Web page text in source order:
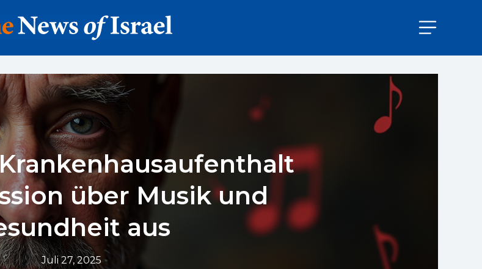
über Musik und
aus
Juli 27, 2025